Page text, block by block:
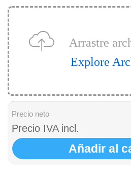
Arrastre
Explore
Precio neto
Precio IVA incl.
Añadir al